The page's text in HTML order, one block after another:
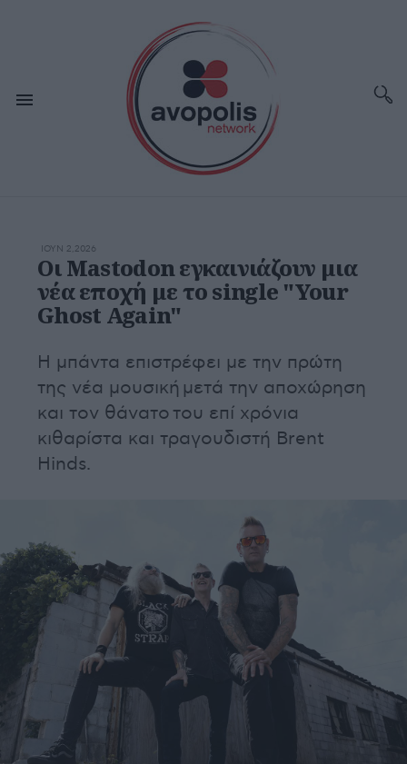
ΙΟΥΝ 2,2026
Οι Mastodon εγκαινιάζουν μια
νέα εποχή με το single "Your
Ghost Again"
Η μπάντα επιστρέφει με την πρώτη
της νέα μουσική μετά την αποχώρηση
και τον θάνατο του επί χρόνια
κιθαρίστα και τραγουδιστή Brent
Hinds.